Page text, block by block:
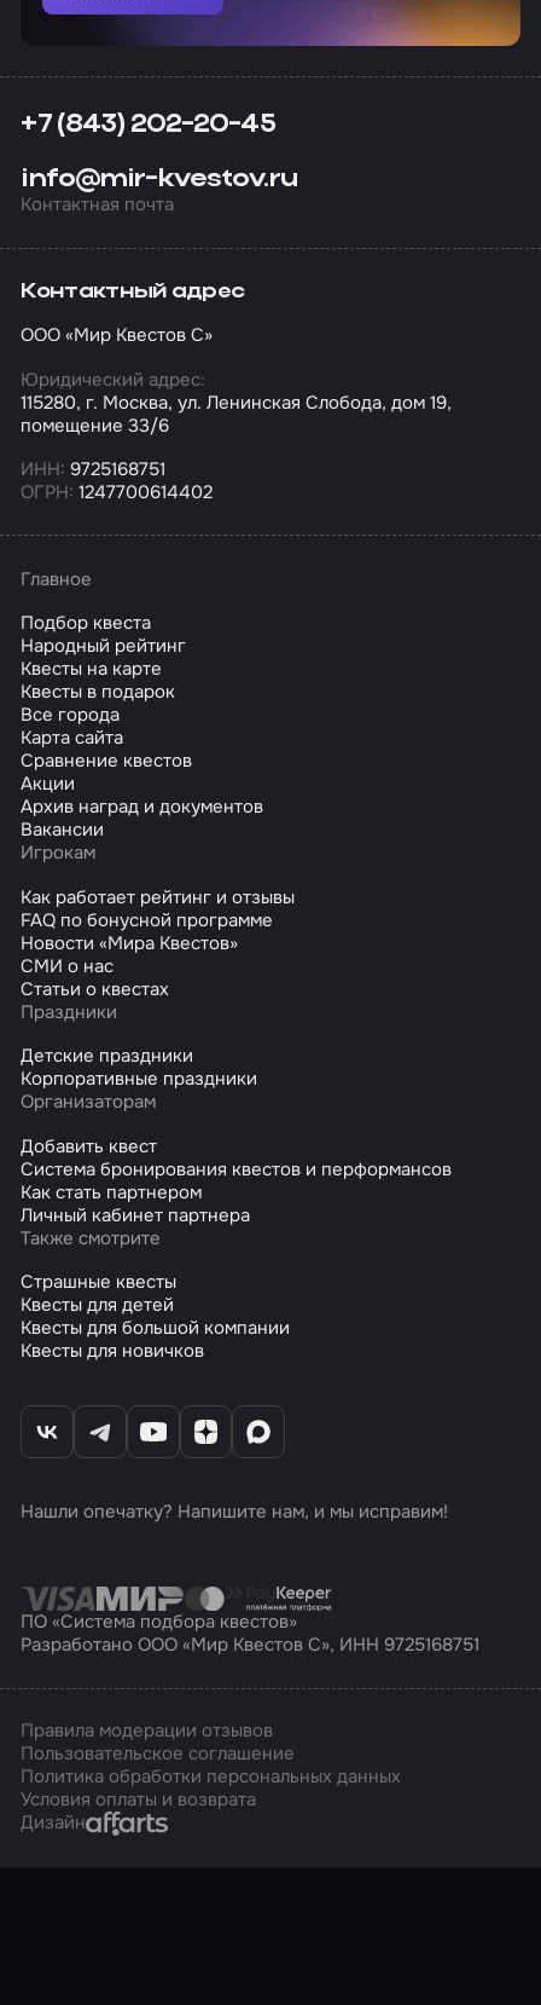
+7 (843) 202-20-45
info@mir-kvestov.ru
Контактная почта
Контактный адрес
ООО «Мир Квестов С»
Юридический адрес:
115280, г. Москва, ул. Ленинская Слобода, дом 19,
помещение 33/6
ИНН: 9725168751
ОГРН: 1247700614402
Главное
Подбор квеста
Народный рейтинг
Квесты на карте
Квесты в подарок
Все города
Карта сайта
Сравнение квестов
Акции
Архив наград и документов
Вакансии
Игрокам
Как работает рейтинг и отзывы
FAQ по бонусной программе
Новости «Мира Квестов»
СМИ о нас
Статьи о квестах
Праздники
Детские праздники
Корпоративные праздники
Организаторам
Добавить квест
Система бронирования квестов и перформансов
Как стать партнером
Личный кабинет партнера
Также смотрите
Страшные квесты
Квесты для детей
Квесты для большой компании
Квесты для новичков
Нашли опечатку? Напишите нам, и мы исправим!
ПО «Система подбора квестов»
Разработано ООО «Мир Квестов С», ИНН 9725168751
Правила модерации отзывов
Пользовательское соглашение
Политика обработки персональных данных
Условия оплаты и возврата
ДизайнAffarts